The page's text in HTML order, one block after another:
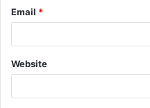
Email *
Website